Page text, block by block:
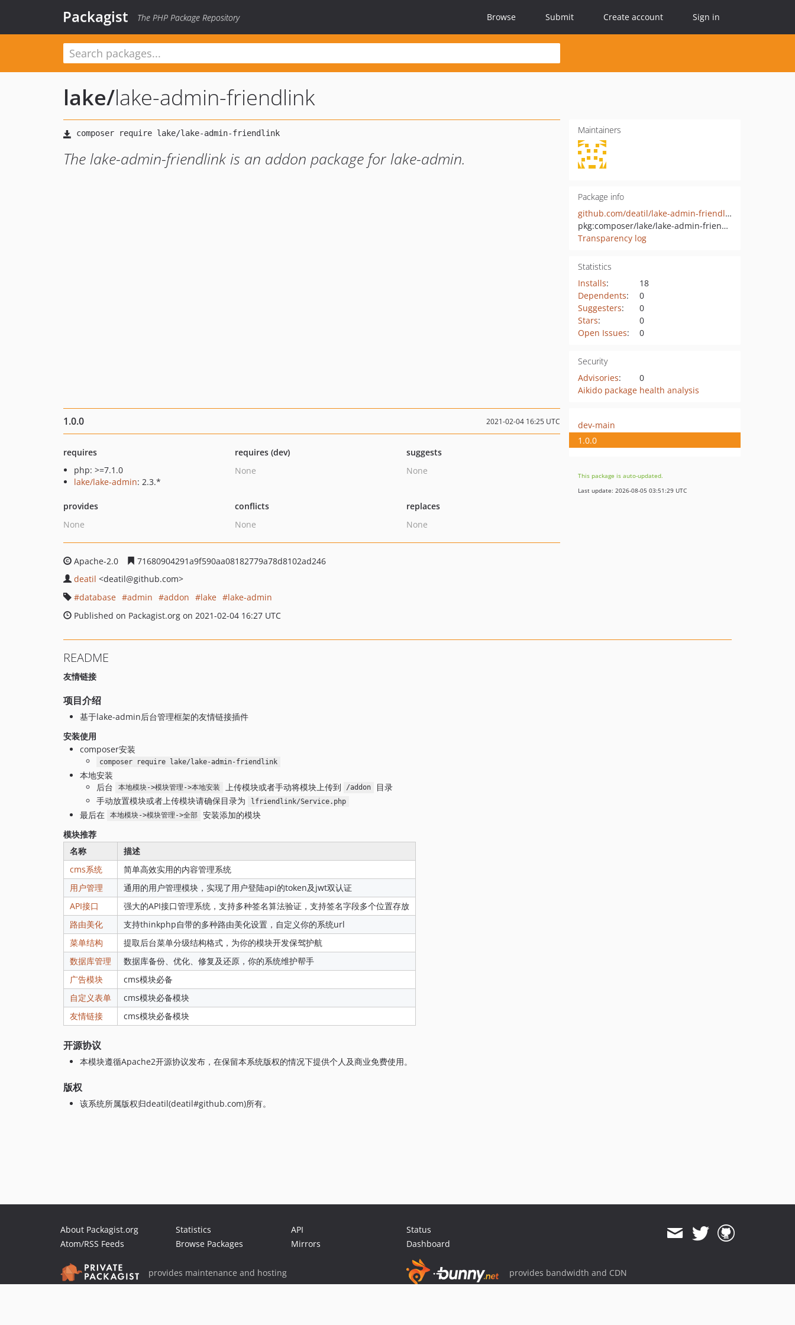
Packagist The PHP Package Repository Browse Submit Create account Sign in
lake/lake-admin-friendlink
The lake-admin-friendlink is an addon package for lake-admin.
Maintainers
Package info
github.com/deatil/lake-admin-friendlink
pkg:composer/lake/lake-admin-friendlink
Transparency log
Statistics
Installs:
18
Dependents:
0
Suggesters:
0
Stars:
0
Open Issues: 0
Security
Advisories:
0
Aikido package health analysis
1.0.0 2021-02-04 16:25 UTC
requires
php: >=7.1.0
lake/lake-admin: 2.3.*
requires (dev)
None
suggests
None
provides
None
conflicts
None
replaces
None
Apache-2.0
71680904291a9f590aa08182779a78d8102ad246
deatil <deatil@github.com>
database
admin addon lake
lake-admin
Published on Packagist.org on 2021-02-04 16:27 UTC
dev-main
1.0.0
This package is auto-updated.
Last update: 2026-08-05 03:51:29 UTC
README
友情链接
项目介绍
基于lake-admin后台管理框架的友情链接插件
安装使用
composer安装
composer require lake/lake-admin-friendlink
本地安装
后台
本地模块->模块管理->本地安装 上传模块或者手动将模块上传到 /addon
目录
手动放置模块或者上传模块请确保目录为
lfriendlink/Service.php
最后在 本地模块->模块管理->全部
安装添加的模块
模块推荐
名称
描述
cms系统
简单高效实用的内容管理系统
用户管理
通用的用户管理模块，实现了用户登陆api的token及jwt双认证
API接口
强大的API接口管理系统，支持多种签名算法验证，支持签名字段多个位置存放
路由美化
支持thinkphp自带的多种路由美化设置，自定义你的系统url
菜单结构
提取后台菜单分级结构格式，为你的模块开发保驾护航
数据库管理
数据库备份、优化、修复及还原，你的系统维护帮手
广告模块
cms模块必备
自定义表单
cms模块必备模块
友情链接
cms模块必备模块
开源协议
本模块遵循Apache2开源协议发布，在保留本系统版权的情况下提供个人及商业免费使用。
版权
该系统所属版权归deatil(deatil#github.com)所有。
About Packagist.org
Atom/RSS Feeds
Statistics
Browse Packages
API
Mirrors
Status
Dashboard
provides maintenance and hosting provides bandwidth and CDN